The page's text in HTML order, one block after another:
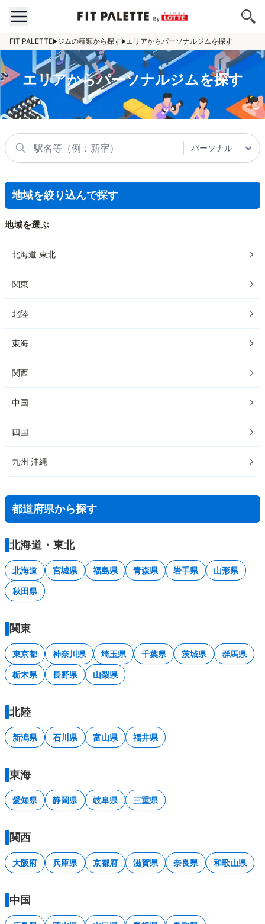
FIT PALETTE ジムの種類から探す エリアからパーソナルジムを探す
エリアからパーソナルジムを探す
地域を絞り込んで探す
地域を選ぶ
北海道 東北
関東
北陸
東海
関西
中国
四国
九州 沖縄
都道府県から探す
北海道・東北
北海道 宮城県 福島県 青森県 岩手県 山形県
秋田県
関東
東京都 神奈川県 埼玉県 千葉県 茨城県 群馬県
栃木県 長野県 山梨県
北陸
新潟県 石川県 富山県 福井県
東海
愛知県 静岡県 岐阜県 三重県
関西
大阪府 兵庫県 京都府 滋賀県 奈良県 和歌山県
中国